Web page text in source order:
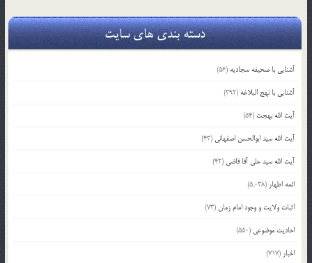
دسته بندی های سایت
آشنایی با صحیفه سجادیه (56)
آشنایی با نهج البلاغه (392)
آیت الله بهجت (54)
آیت الله سید ابوالحسن اصفهانی (43)
آیت الله سید علی آقا قاضی (42)
ائمه اطهار (5,038)
اثبات ولایت و وجود امام زمان(73)
احادیث موضوعی (550)
اخبار (717)